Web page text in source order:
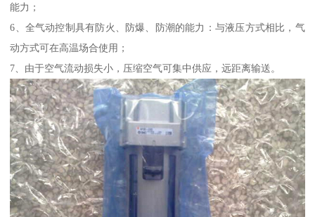
能力；
6、全气动控制具有防火、防爆、防潮的能力：与液压方式相比，气
动方式可在高温场合使用；
7、由于空气流动损失小，压缩空气可集中供应，远距离输送。